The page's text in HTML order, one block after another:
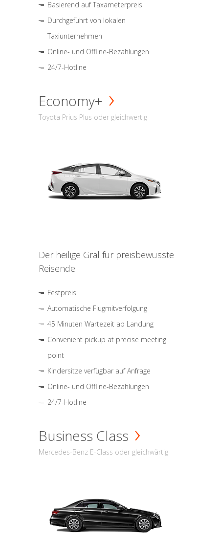
Basierend auf Taxameterpreis
Durchgeführt von lokalen
Taxiunternehmen
Online- und Offline-Bezahlungen
24/7-Hotline
Economy+
Toyota Prius Plus oder gleichwertig
Der heilige Gral für preisbewusste
Reisende
Festpreis
Automatische Flugmitverfolgung
45 Minuten Wartezeit ab Landung
Convenient pickup at precise meeting
point
Kindersitze verfügbar auf Anfrage
Online- und Offline-Bezahlungen
24/7-Hotline
Business Class
Mercedes-Benz E-Class oder gleichwärtig